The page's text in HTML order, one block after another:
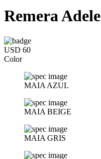
Remera Adele
USD 60
Color
MAIA AZUL
MAIA BEIGE
MAIA GRIS